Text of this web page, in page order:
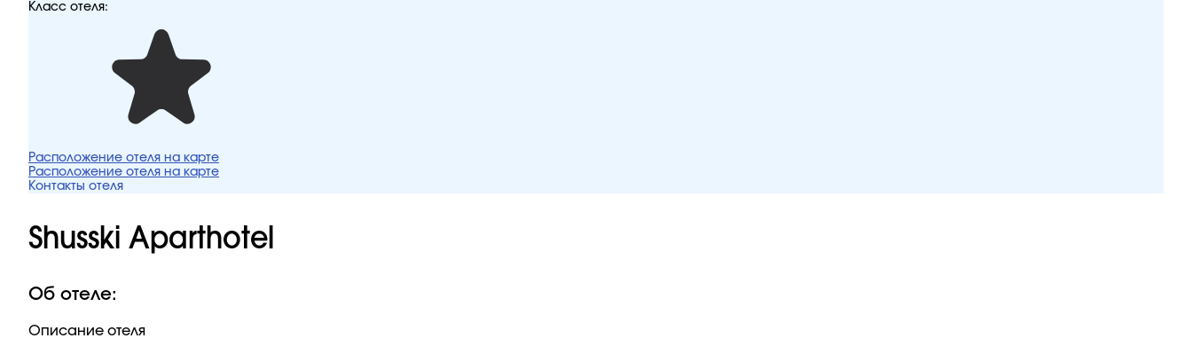
Класс отеля:
Расположение отеля на карте
Расположение отеля на карте
Контакты отеля
Shusski Aparthotel
Об отеле:
Описание отеля